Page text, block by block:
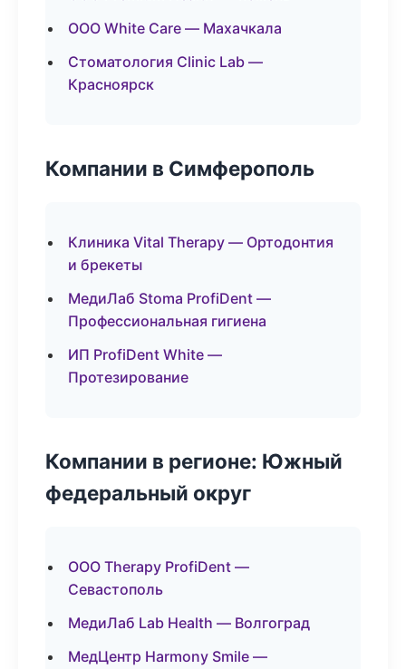
ООО White Care — Махачкала
Стоматология Clinic Lab —
Красноярск
Компании в Симферополь
Клиника Vital Therapy — Ортодонтия
и брекеты
МедиЛаб Stoma ProfiDent —
Профессиональная гигиена
ИП ProfiDent White —
Протезирование
Компании в регионе: Южный
федеральный округ
ООО Therapy ProfiDent —
Севастополь
МедиЛаб Lab Health — Волгоград
МедЦентр Harmony Smile —